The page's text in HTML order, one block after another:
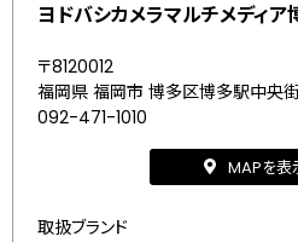
ヨドバシカメラマルチメディア
〒8120012
福岡県 福岡市 博多区博多駅中央
092-471-1010
MAPを表
取扱ブランド